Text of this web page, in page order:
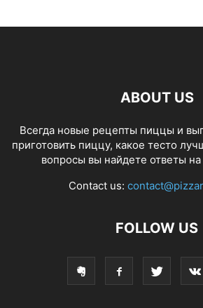
ABOUT US
Всегда новые рецепты пиццы и
приготовить пиццу, какое тесто
вопросы вы найдете ответы
Contact us:
FOLLOW US